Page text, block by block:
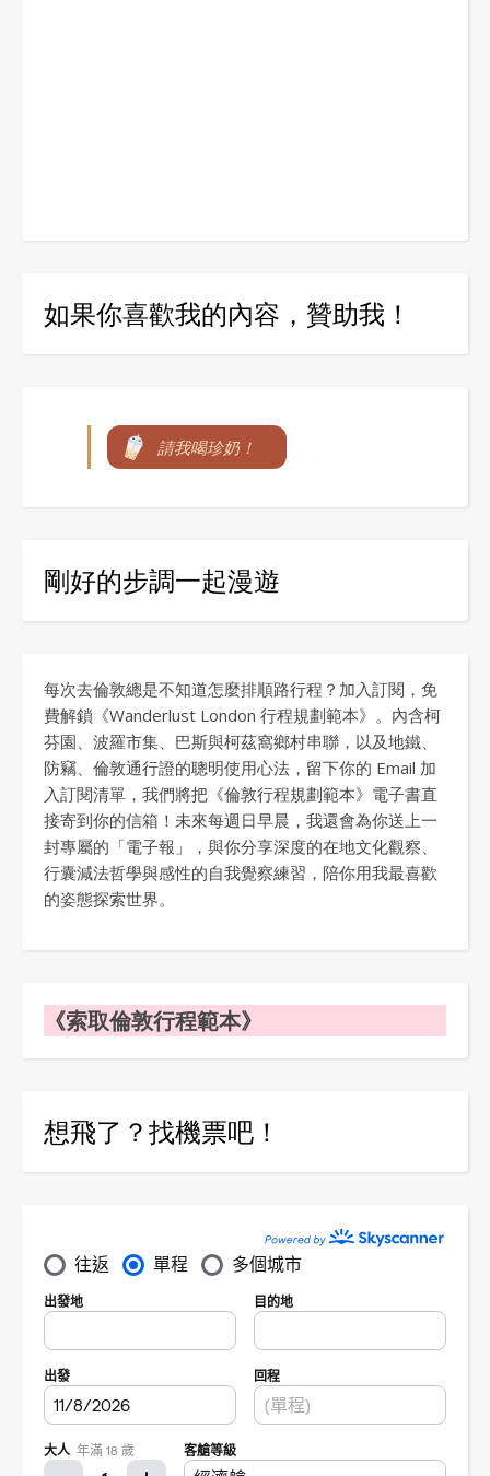
如果你喜歡我的內容，贊助我！
請我喝珍奶！
剛好的步調一起漫遊
每次去倫敦總是不知道怎麼排順路行程？加入訂閱，免
費解鎖《Wanderlust London 行程規劃範本》。內含柯
芬園、波羅市集、巴斯與柯茲窩鄉村串聯，以及地鐵、
防竊、倫敦通行證的聰明使用心法，留下你的 Email 加
入訂閱清單，我們將把《倫敦行程規劃範本》電子書直
接寄到你的信箱！未來每週日早晨，我還會為你送上一
封專屬的「電子報」，與你分享深度的在地文化觀察、
行囊減法哲學與感性的自我覺察練習，陪你用我最喜歡
的姿態探索世界。
《索取倫敦行程範本》
想飛了？找機票吧！